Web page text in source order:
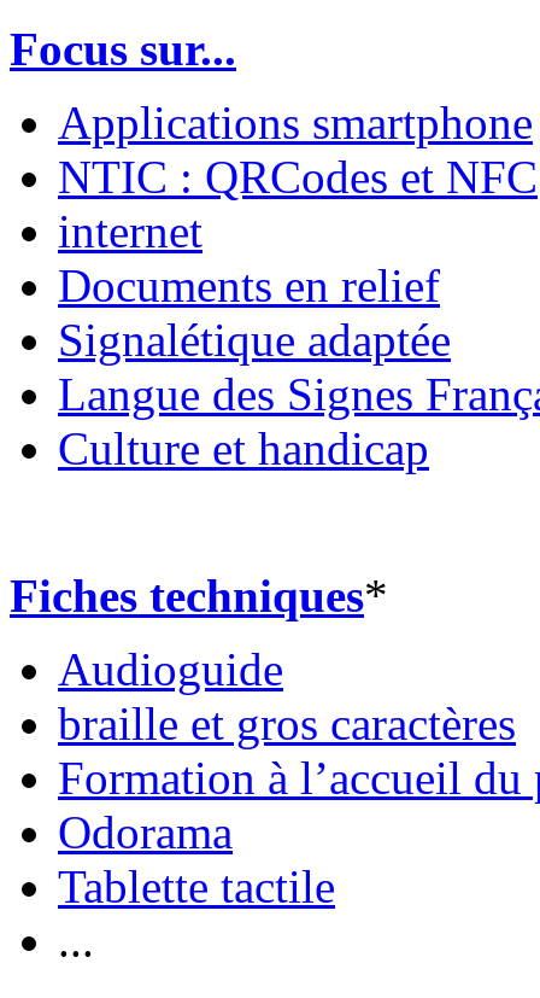
Focus sur...
Applications smartphone
NTIC : QRCodes et NFC
internet
Documents en relief
Signalétique adaptée
Langue des Signes
Culture et handicap
Fiches techniques*
Audioguide
braille et gros caractères
Formation à l’accueil
Odorama
Tablette tactile
...